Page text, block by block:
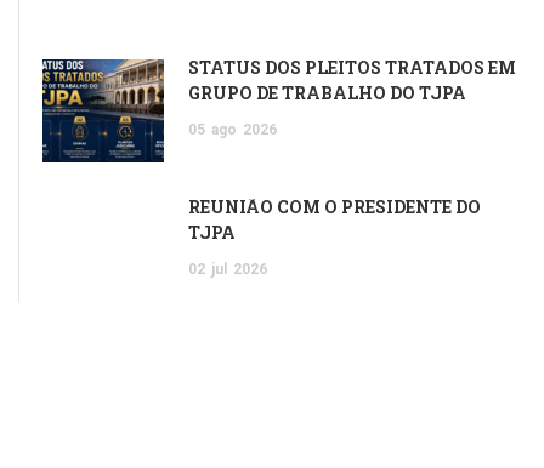
STATUS DOS PLEITOS TRATADOS EM
GRUPO DE TRABALHO DO TJPA
05 ago 2026
REUNIÃO COM O PRESIDENTE DO
TJPA
02 jul 2026